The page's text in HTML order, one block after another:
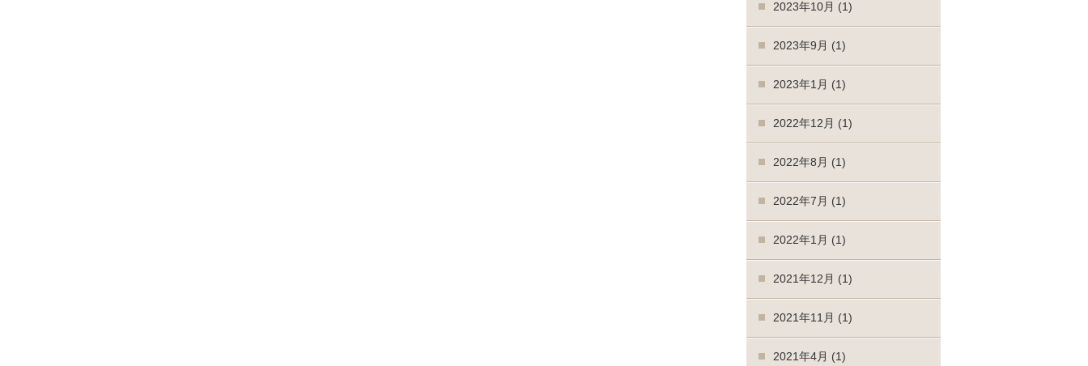
2023年10月 (1)
2023年9月 (1)
2023年1月 (1)
2022年12月 (1)
2022年8月 (1)
2022年7月 (1)
2022年1月 (1)
2021年12月 (1)
2021年11月 (1)
2021年4月 (1)